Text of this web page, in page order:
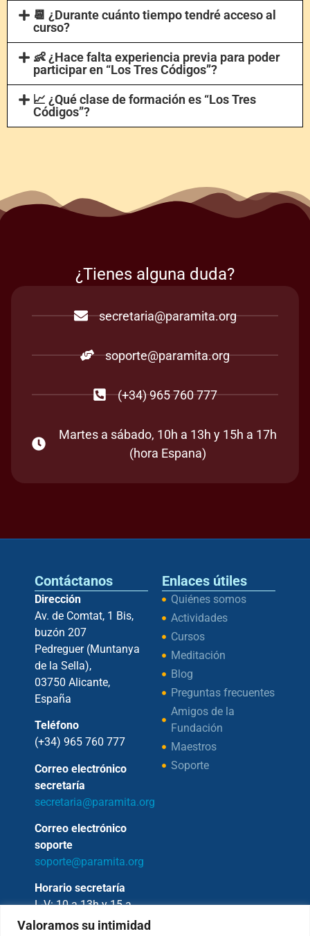
Valoramos su intimidad
📆 ¿Durante cuánto tiempo tendré acceso al
curso?
👶 ¿Hace falta experiencia previa para poder
participar en “Los Tres Códigos”?
📈 ¿Qué clase de formación es “Los Tres
Códigos”?
¿Tienes alguna duda?
secretaria@paramita.org
soporte@paramita.org
(+34) 965 760 777
Martes a sábado, 10h a 13h y 15h a 17h
(hora Espana)
Contáctanos
Dirección
Av. de Comtat, 1 Bis,
buzón 207
Pedreguer (Muntanya
de la Sella),
03750 Alicante,
España
Teléfono
(+34) 965 760 777
Correo electrónico
secretaría
secretaria@paramita.org
Correo electrónico
soporte
soporte@paramita.org
Horario secretaría
L-V: 10 a 13h y 15 a
17h
Enlaces útiles
Quiénes somos
Actividades
Cursos
Meditación
Blog
Preguntas frecuentes
Amigos de la
Fundación
Maestros
Soporte